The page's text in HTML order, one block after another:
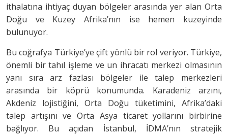
ithalatına ihtiyaç duyan bölgeler arasında yer alan Orta
Doğu ve Kuzey Afrika’nın ise hemen kuzeyinde
bulunuyor.
Bu coğrafya Türkiye’ye çift yönlü bir rol veriyor. Türkiye,
önemli bir tahıl işleme ve un ihracatı merkezi olmasının
yanı sıra arz fazlası bölgeler ile talep merkezleri
arasında bir köprü konumunda. Karadeniz arzını,
Akdeniz lojistiğini, Orta Doğu tüketimini, Afrika’daki
talep artışını ve Orta Asya ticaret yollarını birbirine
bağlıyor. Bu açıdan İstanbul, İDMA’nın stratejik